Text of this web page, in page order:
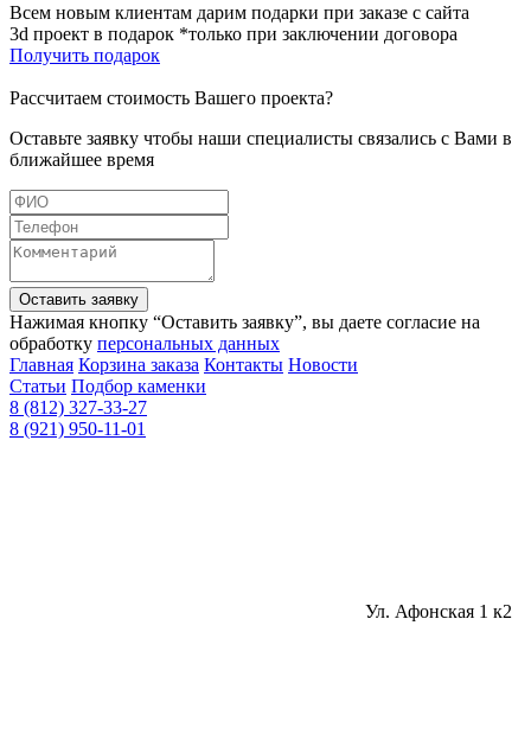
Всем новым клиентам дарим подарки при заказе с сайта
3d проект в подарок *только при заключении договора
Получить подарок
Рассчитаем стоимость Вашего проекта?
Оставьте заявку чтобы наши специалисты связались с Вами в
ближайшее время
Оставить заявку
Нажимая кнопку “Оставить заявку”, вы даете согласие на
обработку персональных данных
Главная Корзина заказа Контакты Новости
Статьи Подбор каменки
8 (812) 327-33-27
8 (921) 950-11-01
Ул. Афонская 1 к2